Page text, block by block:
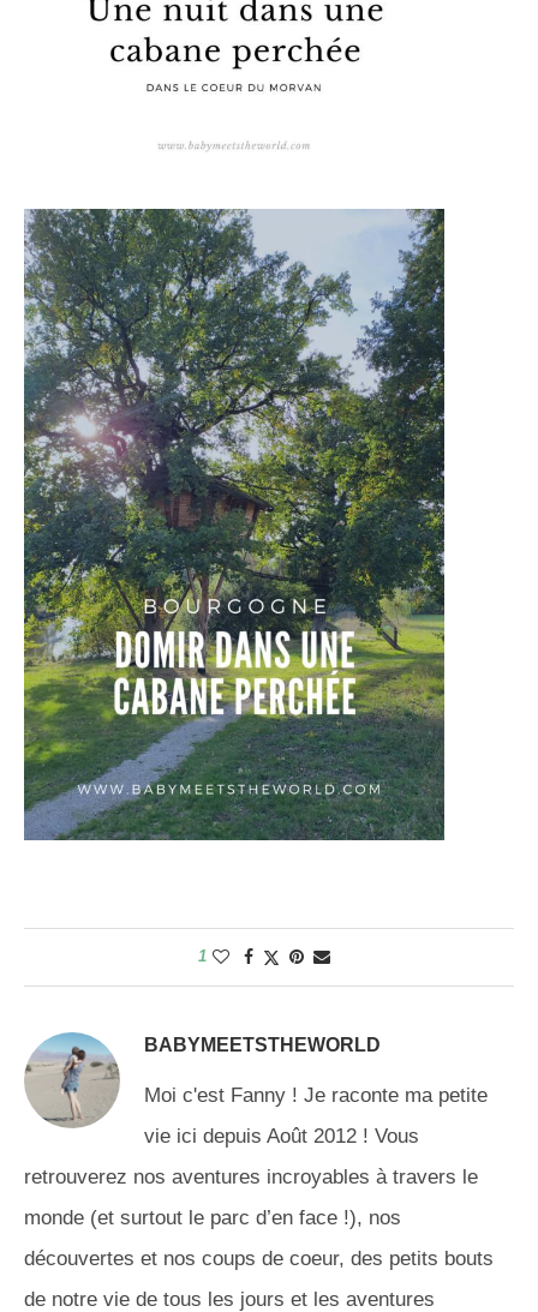
1
BABYMEETSTHEWORLD
Moi c'est Fanny ! Je raconte ma petite
vie ici depuis Août 2012 ! Vous
retrouverez nos aventures incroyables à travers le
monde (et surtout le parc d’en face !), nos
découvertes et nos coups de coeur, des petits bouts
de notre vie de tous les jours et les aventures